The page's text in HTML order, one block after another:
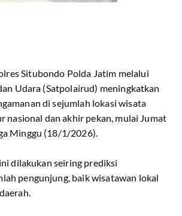
Situbondo Polda Jatim melalui
Udara (Satpolairud) meningkatkan
di sejumlah lokasi wisata
nasional dan akhir pekan, mulai Jumat
Minggu (18/1/2026).
dilakukan seiring prediksi
pengunjung, baik wisatawan lokal